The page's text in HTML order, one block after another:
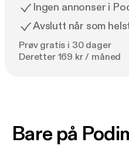
Ingen annonser i
Avslutt når som
Prøv gratis i 30 dager
Deretter 169 kr / måned
Bare på